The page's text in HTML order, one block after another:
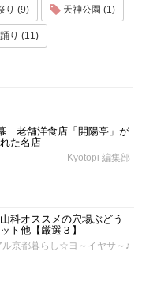
り (9) 天神公園 (1)
り (11)
老舗洋食店「開陽亭」が
た名店
Kyotopi 編集部
科オススメの穴場ぶどう
ト他【厳選３】
ル京都暮らし☆ヨ～イヤサ～♪